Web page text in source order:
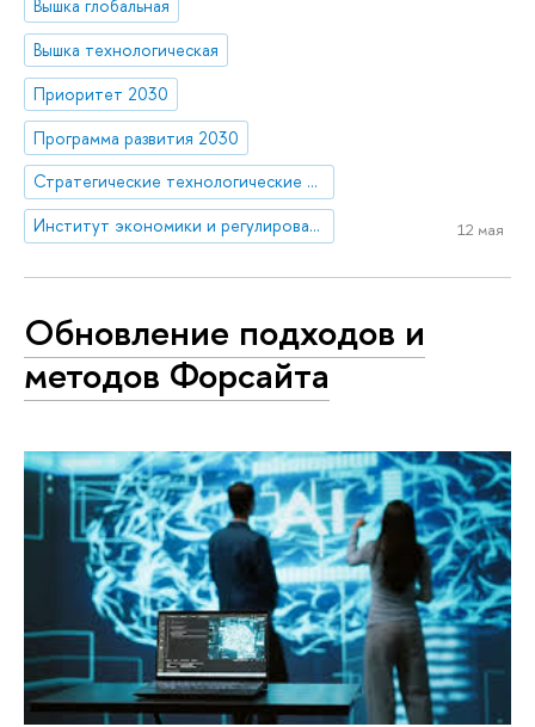
Вышка глобальная
Вышка технологическая
Приоритет 2030
Программа развития 2030
Стратегические технологические проекты
Институт экономики и регулирования инфраструктурных отраслей
12 мая
Обновление подходов и
методов Форсайта